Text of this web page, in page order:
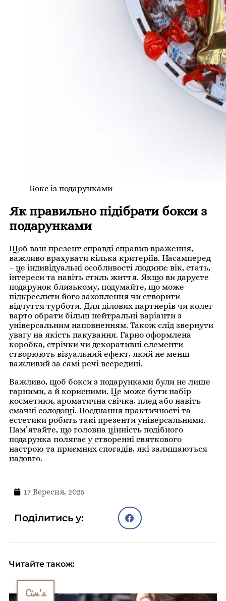
Бокс із подарунками
Як правильно підібрати бокси з
подарунками
Щоб ваш презент справді справив враження,
важливо врахувати кілька критеріїв. Насамперед
– це індивідуальні особливості людини: вік, стать,
інтереси та навіть стиль життя. Якщо ви даруєте
подарунок близькому, подумайте, що може
підкреслити його захоплення чи створити
відчуття турботи. Для ділових партнерів чи колег
варто обрати більш нейтральні варіанти з
універсальним наповненням. Також слід звернути
увагу на якість пакування. Гарно оформлена
коробка, стрічки чи декоративні елементи
створюють візуальний ефект, який не менш
важливий за самі речі всередині.
Важливо, щоб бокси з подарунками були не лише
гарними, а й корисними. Це може бути набір
косметики, ароматична свічка, плед або навіть
смачні солодощі. Поєднання практичності та
естетики робить такі презенти універсальними.
Пам’ятайте, що головна цінність подібного
подарунка полягає у створенні святкового
настрою та приємних спогадів, які залишаються
надовго.
17 Вересня, 2025
Поділитись у:
Читайте також:
Сім'я